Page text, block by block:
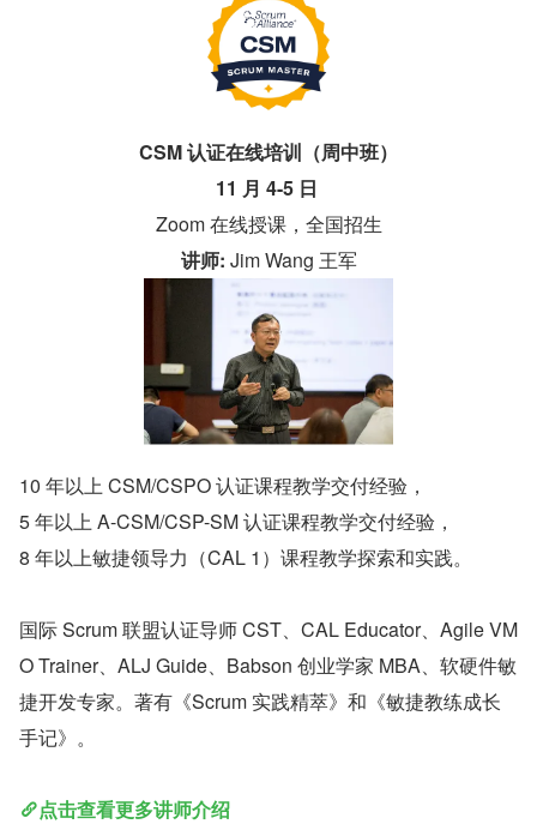
CSM 认证在线培训（周中班）
11 月 4-5 日
Zoom 在线授课，全国招生
讲师: Jim Wang 王军
10 年以上 CSM/CSPO 认证课程教学交付经验，
5 年以上 A-CSM/CSP-SM 认证课程教学交付经验，
8 年以上敏捷领导力（CAL 1）课程教学探索和实践。
国际 Scrum 联盟认证导师 CST、CAL Educator、Agile VM
O Trainer、ALJ Guide、Babson 创业学家 MBA、软硬件敏
捷开发专家。著有《Scrum 实践精萃》和《敏捷教练成长
手记》。
点击查看更多讲师介绍